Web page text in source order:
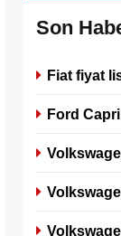
Son
Fiat fiyat
Ford